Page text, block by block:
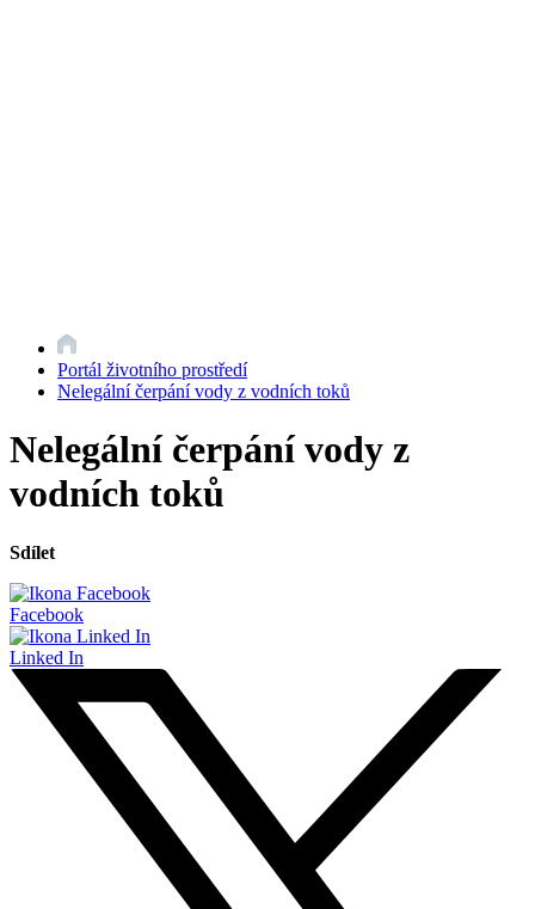
Portál životního prostředí
Nelegální čerpání vody z vodních toků
Nelegální čerpání vody z
vodních toků
Sdílet
Facebook
Linked In